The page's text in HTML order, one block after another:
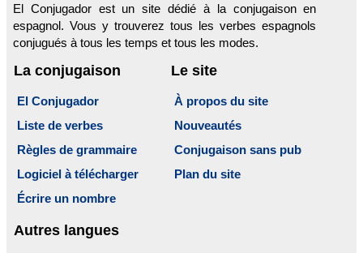
El Conjugador est un site dédié à la conjugaison en
espagnol. Vous y trouverez tous les verbes espagnols
conjugués à tous les temps et tous les modes.
La conjugaison
El Conjugador
Liste de verbes
Règles de grammaire
Logiciel à télécharger
Écrire un nombre
Le site
À propos du site
Nouveautés
Conjugaison sans pub
Plan du site
Autres langues